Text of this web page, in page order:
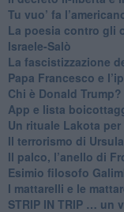
Tu vuo’ fa
La poesia contro gli
Israele-Salò
​La fascistizzazione
Papa Francesco e
​Chi è Donald Trump?
App e lista
​Un rituale Lakota
Il terrorismo di Ursula
​Il palco, l’anello di
Esimio filosofo
​I mattarelli e le
​STRIP IN TRIP … un